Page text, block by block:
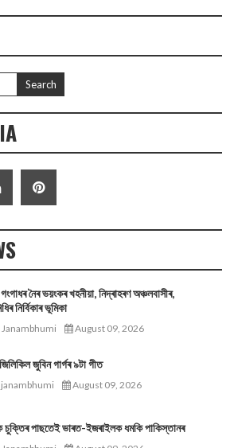
নৈৰ ভয়ংকৰ খহনীয়া, নিদ্ৰাহৰণ অঞ্চলবাসীৰ,
নিৰ্বিকাৰ ভূমিকা
Janambhumi August 09, 2026
জুবিন গাৰ্গৰ ৯টা গীত
August 09, 2026
চুক্তিৰ পাছতেই ভাৰত-ইজৰাইলক ধমকি পাকিস্তানৰ